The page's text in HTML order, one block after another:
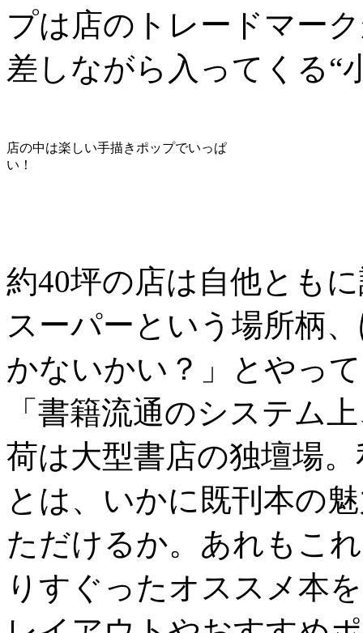
プは店のトレードマー
差しながら入ってくる“
店の中は楽しい手描きポップでいっぱ
い！
約40坪の店は自他とも
スーパーという場所柄
かないかい？」とやっ
「書籍流通のシステム
荷は大型書店の独壇場
とは、いかに既刊本の
ただけるか。あれもこ
りすぐったオススメ本